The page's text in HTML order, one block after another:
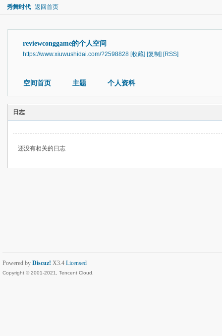
秀舞时代 返回首页
reviewconggame的个人空间
https://www.xiuwushidai.com/?2598828 [收藏] [复制] [RSS]
空间首页 主题 个人资料
日志
还没有相关的日志
Powered by Discuz! X3.4 Licensed
Copyright © 2001-2021, Tencent Cloud.